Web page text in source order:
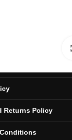
Returns Policy